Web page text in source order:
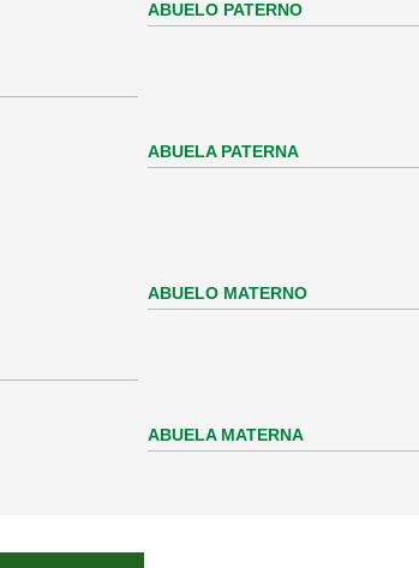
ABUELO PATERNO
ABUELA PATERNA
ABUELO MATERNO
ABUELA MATERNA